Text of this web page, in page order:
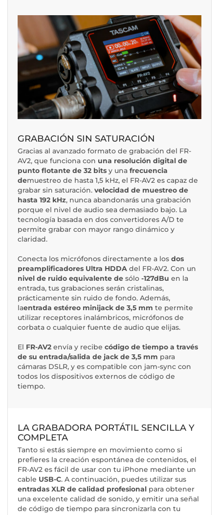
GRABACIÓN SIN SATURACIÓN
Gracias al avanzado formato de grabación del FR-
AV2, que funciona con una resolución digital de
punto flotante de 32 bits y una frecuencia
demuestreo de hasta 1,5 kHz, el FR-AV2 es capaz de
grabar sin saturación. velocidad de muestreo de
hasta 192 kHz, nunca abandonarás una grabación
porque el nivel de audio sea demasiado bajo. La
tecnología basada en dos convertidores A/D te
permite grabar con mayor rango dinámico y
claridad.
Conecta los micrófonos directamente a los dos
preamplificadores Ultra HDDA del FR-AV2. Con un
nivel de ruido equivalente de sólo -127dBu en la
entrada, tus grabaciones serán cristalinas,
prácticamente sin ruido de fondo. Además,
laentrada estéreo minijack de 3,5 mm te permite
utilizar receptores inalámbricos, micrófonos de
corbata o cualquier fuente de audio que elijas.
El FR-AV2 envía y recibe código de tiempo a través
de su entrada/salida de jack de 3,5 mm para
cámaras DSLR, y es compatible con jam-sync con
todos los dispositivos externos de código de
tiempo.
LA GRABADORA PORTÁTIL SENCILLA Y
COMPLETA
Tanto si estás siempre en movimiento como si
prefieres la creación espontánea de contenidos, el
FR-AV2 es fácil de usar con tu iPhone mediante un
cable USB-C. A continuación, puedes utilizar sus
entradas XLR de calidad profesional para obtener
una excelente calidad de sonido, y emitir una señal
de código de tiempo para sincronizarla con tu